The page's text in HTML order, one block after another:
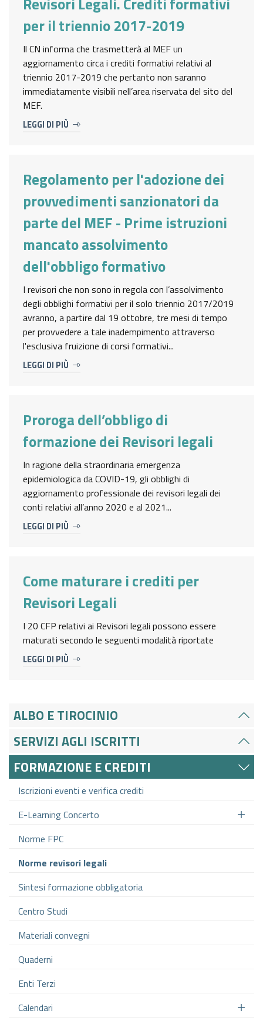
per il triennio 2017-2019
Il CN informa che trasmetterà al MEF un
aggiornamento circa i crediti formativi relativi al
triennio 2017-2019 che pertanto non saranno
immediatamente visibili nell’area riservata del sito del
MEF.
LEGGI DI PIÙ
Regolamento per l'adozione dei
provvedimenti sanzionatori da
parte del MEF - Prime istruzioni
mancato assolvimento
dell'obbligo formativo
I revisori che non sono in regola con l’assolvimento
degli obblighi formativi per il solo triennio 2017/2019
avranno, a partire dal 19 ottobre, tre mesi di tempo
per provvedere a tale inadempimento attraverso
l'esclusiva fruizione di corsi formativi...
LEGGI DI PIÙ
Proroga dell’obbligo di
formazione dei Revisori legali
In ragione della straordinaria emergenza
epidemiologica da COVID-19, gli obblighi di
aggiornamento professionale dei revisori legali dei
conti relativi all’anno 2020 e al 2021...
LEGGI DI PIÙ
Come maturare i crediti per
Revisori Legali
I 20 CFP relativi ai Revisori legali possono essere
maturati secondo le seguenti modalità riportate
LEGGI DI PIÙ
ALBO E TIROCINIO
SERVIZI AGLI ISCRITTI
FORMAZIONE E CREDITI
Iscrizioni eventi e verifica crediti
E-Learning Concerto
Norme FPC
Norme revisori legali
Sintesi formazione obbligatoria
Centro Studi
Materiali convegni
Quaderni
Enti Terzi
Calendari